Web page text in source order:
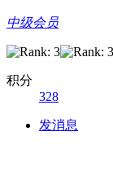
中级会员
积分
328
发消息